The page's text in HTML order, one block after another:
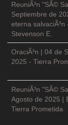
ReuniÃ³n "SÃ©
Septiembre de
eterna salvaciÃ³n
Stevenson E.
OraciÃ³n | 04 de
2025 - Tierra
ReuniÃ³n "SÃ©
Agosto de 2025 |
Tierra Prometida